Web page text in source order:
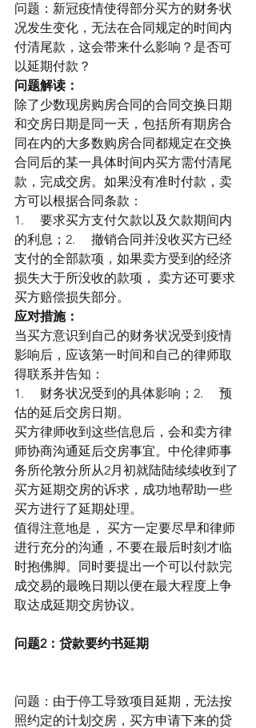
问题：新冠疫情使得部分买方的财务状
况发生变化，无法在合同规定的时间内
付清尾款，这会带来什么影响？是否可
以延期付款？
问题解读：
除了少数现房购房合同的合同交换日期
和交房日期是同一天，包括所有期房合
同在内的大多数购房合同都规定在交换
合同后的某一具体时间内买方需付清尾
款，完成交房。如果没有准时付款，卖
方可以根据合同条款：
1.     要求买方支付欠款以及欠款期间内
的利息；2.     撤销合同并没收买方已经
支付的全部款项，如果卖方受到的经济
损失大于所没收的款项， 卖方还可要求
买方赔偿损失部分。
应对措施：
当买方意识到自己的财务状况受到疫情
影响后，应该第一时间和自己的律师取
得联系并告知：
1.     财务状况受到的具体影响；2.     预
估的延后交房日期。
买方律师收到这些信息后，会和卖方律
师协商沟通延后交房事宜。中伦律师事
务所伦敦分所从2月初就陆陆续续收到了
买方延期交房的诉求，成功地帮助一些
买方进行了延期处理。
值得注意地是， 买方一定要尽早和律师
进行充分的沟通，不要在最后时刻才临
时抱佛脚。同时要提出一个可以付款完
成交易的最晚日期以便在最大程度上争
取达成延期交房协议。
问题2：贷款要约书延期
问题：由于停工导致项目延期，无法按
照约定的计划交房，买方申请下来的贷